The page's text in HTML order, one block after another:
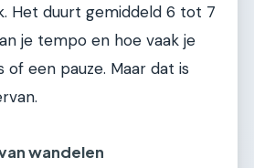
Het duurt gemiddeld 6 tot 7
je tempo en hoe vaak je
of een pauze. Maar dat is
wandelen